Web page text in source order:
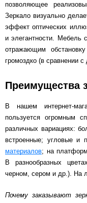
позволяющее
Зеркало визуально
эффект оптических
и элегантности.
отражающим
громоздко (в сравнении
Преимущества
В нашем интернет-
пользуется огромным
различных вариациях:
встроенные; угловые
материалов; на
В разнообразных
черном, сером и др.). На
Почему заказывают